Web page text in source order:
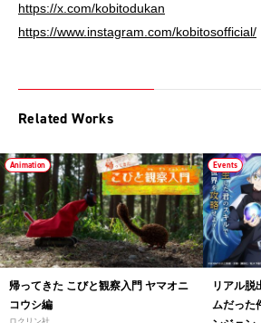
https://x.com/kobitodukan
https://www.instagram.com/kobitosofficial/
Related Works
Animation
帰ってきた こびと観察入門 ヤマオニ
コウシ編
ロクリン社
Events
リアル脱
ムだった